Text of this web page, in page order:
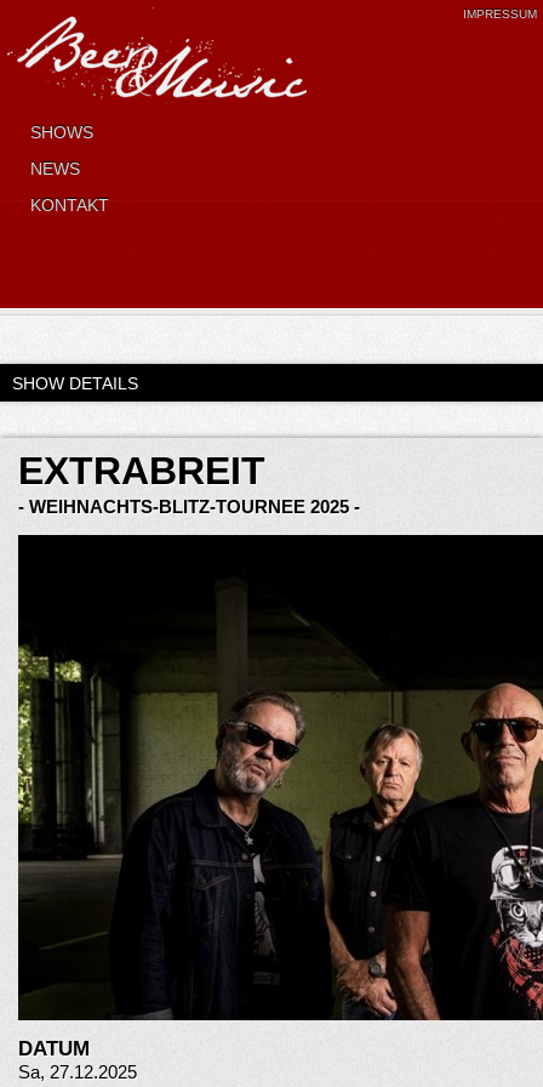
SHOWS
NEWS
KONTAKT
IMPRESSUM
SHOW DETAILS
EXTRABREIT
- WEIHNACHTS-BLITZ-TOURNEE 2025 -
DATUM
Sa, 27.12.2025